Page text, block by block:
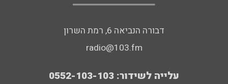
דבורה הנביאה 6, רמת השרון
radio@103.fm
עלייה לשידור: 0552-103-103